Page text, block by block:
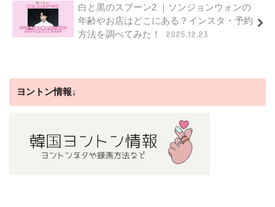
白と黒のスプーン2 ｜ソンジョンウォンの
年齢やお店はどこにある？インスタ・予約
方法を調べてみた！
2025.12.23
ヨントン情報↓